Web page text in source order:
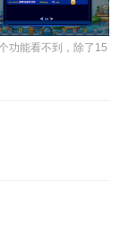
功能看不到，除了15